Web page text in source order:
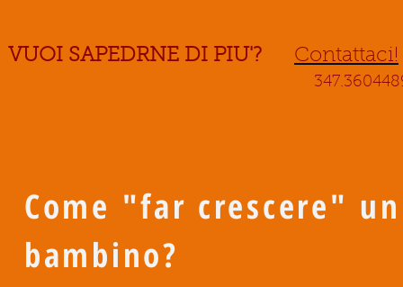
VUOI SAPEDRNE DI PIU'? Contattaci!
Come "far crescere" un
bambino?